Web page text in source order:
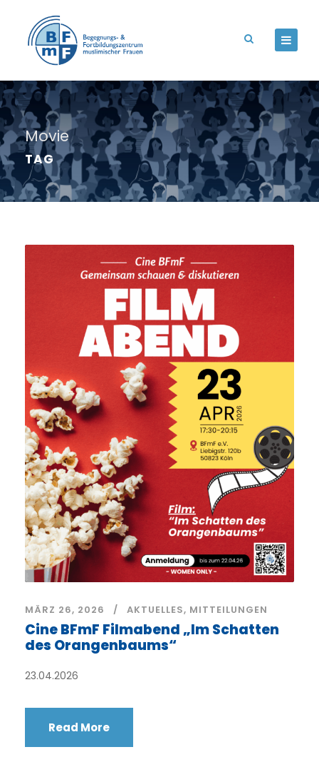
Movie
TAG
MÄRZ 26, 2026 AKTUELLES, MITTEILUNGEN
Cine BFmF Filmabend „Im Schatten
des Orangenbaums“
23.04.2026
Read More